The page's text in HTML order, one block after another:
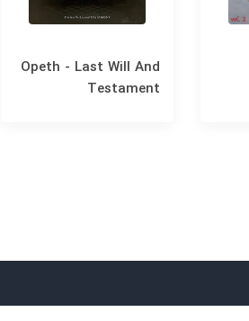
Opeth - Last Will And
Testament